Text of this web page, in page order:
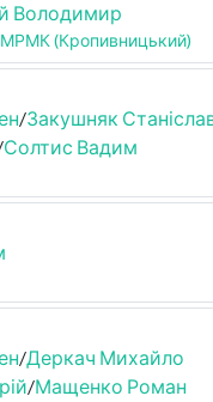
Володимир
(Кропивницький)
/Закушняк
Солтис Вадим
/Деркач Михайло
/Мащенко Роман